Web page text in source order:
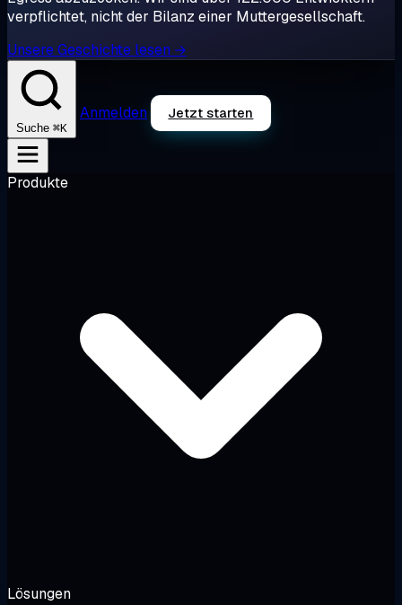
verpflichtet, nicht der Bilanz einer Muttergesellschaft.
Unsere Geschichte lesen →
Suche ⌘K
Anmelden Jetzt starten
Produkte
Lösungen